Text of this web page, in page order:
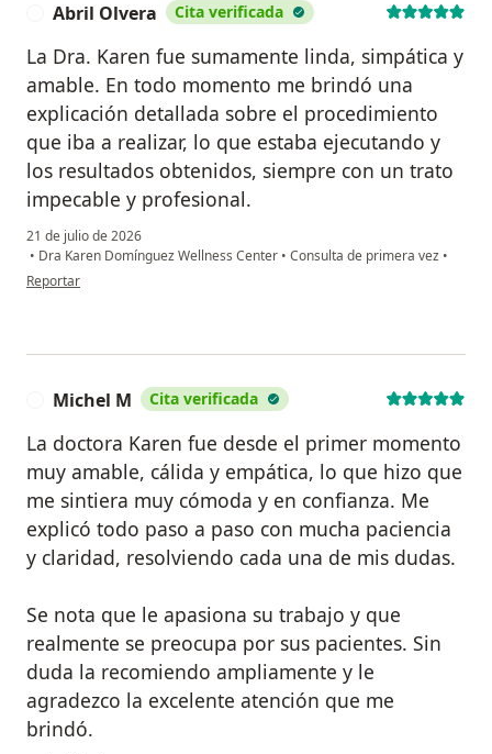
Abril Olvera Cita verificada
La Dra. Karen fue sumamente linda, simpática y
amable. En todo momento me brindó una
explicación detallada sobre el procedimiento
que iba a realizar, lo que estaba ejecutando y
los resultados obtenidos, siempre con un trato
impecable y profesional.
21 de julio de 2026
• Dra Karen Domínguez Wellness Center • Consulta de primera vez •
en opinión del usuario Abril Olvera
Reportar
Michel M Cita verificada
La doctora Karen fue desde el primer momento
muy amable, cálida y empática, lo que hizo que
me sintiera muy cómoda y en confianza. Me
explicó todo paso a paso con mucha paciencia
y claridad, resolviendo cada una de mis dudas.
Se nota que le apasiona su trabajo y que
realmente se preocupa por sus pacientes. Sin
duda la recomiendo ampliamente y le
agradezco la excelente atención que me
brindó.